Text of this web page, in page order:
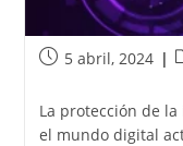
5 abril, 2024
La protección de
el mundo digital